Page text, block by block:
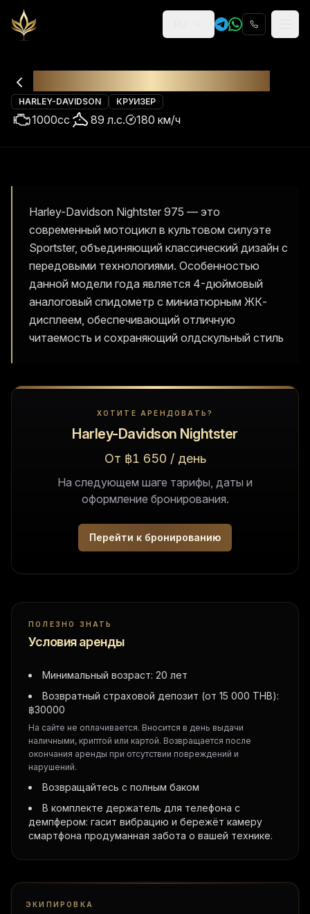
Religion
HARLEY-DAVIDSON КРУИЗЕР
1000cc 89 л.с. 180 км/ч
Harley-Davidson Nightster 975 — это
современный мотоцикл в культовом силуэте
Sportster, объединяющий классический дизайн с
передовыми технологиями. Особенностью
данной модели года является 4-дюймовый
аналоговый спидометр с миниатюрным ЖК-
дисплеем, обеспечивающий отличную
читаемость и сохраняющий олдскульный стиль
ХОТИТЕ АРЕНДОВАТЬ?
Harley-Davidson Nightster
От ฿1 650 / день
На следующем шаге тарифы, даты и
оформление бронирования.
Перейти к бронированию
ПОЛЕЗНО ЗНАТЬ
Условия аренды
Минимальный возраст: 20 лет
Возвратный страховой депозит (от 15 000 THB):
฿30000
На сайте не оплачивается. Вносится в день выдачи
наличными, криптой или картой. Возвращается после
окончания аренды при отсутствии повреждений и
нарушений.
Возвращайтесь с полным баком
В комплекте держатель для телефона с
демпфером: гасит вибрацию и бережёт камеру
смартфона продуманная забота о вашей технике.
ЭКИПИРОВКА